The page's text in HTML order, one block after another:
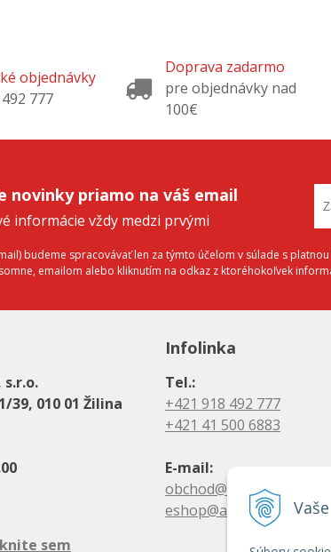
objednávky
777
Doprava zadarmo
pre objednávky nad
100€
novinky priamo na váš email
informácie vždy medzi prvými
budeme spracovávať len za týmto účelom v súlade s
emailom alebo kliknutím na odkaz z ktoréhokoľvek
s.r.o.
39, 010 01 Žilina
sem
Infolinka
Tel.:
+421 918 492 777
+421 41 500 6883
E-mail:
obchod@akces.sk
eshop@akces.sk